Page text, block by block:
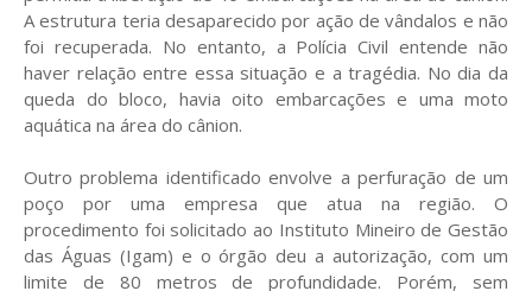
A estrutura teria desaparecido por ação de vândalos e não
foi recuperada. No entanto, a Polícia Civil entende não
haver relação entre essa situação e a tragédia. No dia da
queda do bloco, havia oito embarcações e uma moto
aquática na área do cânion.
Outro problema identificado envolve a perfuração de um
poço por uma empresa que atua na região. O
procedimento foi solicitado ao Instituto Mineiro de Gestão
das Águas (Igam) e o órgão deu a autorização, com um
limite de 80 metros de profundidade. Porém, sem